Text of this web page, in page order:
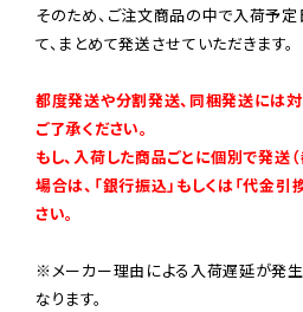
そのため、ご注文商品の中で入荷予
て、まとめて発送させていただきます。
都度発送や分割発送、同梱発送には対
ご了承ください。
もし、入荷した商品ごとに個別で発送
場合は、「銀行振込」もしくは「代金
さい。
※メーカー理由による入荷遅延が発
なります。